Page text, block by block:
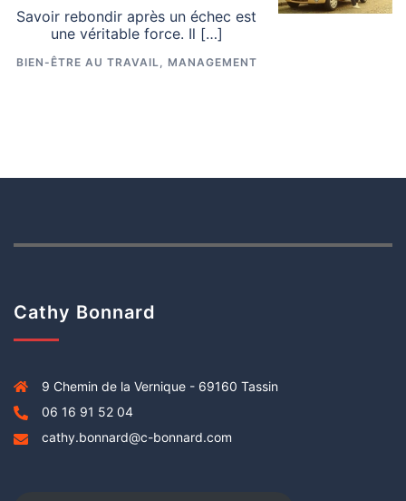
Savoir rebondir après un échec est
une véritable force. Il […]
BIEN-ÊTRE AU TRAVAIL, MANAGEMENT
Cathy Bonnard
9 Chemin de la Vernique - 69160 Tassin
06 16 91 52 04
cathy.bonnard@c-bonnard.com